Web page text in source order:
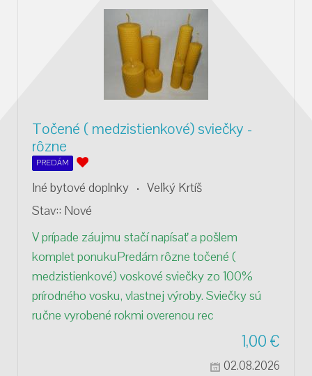
Točené ( medzistienkové) sviečky -
rôzne
PREDÁM
Iné bytové doplnky
Veľký Krtíš
Stav:: Nové
V prípade záujmu stačí napísať a pošlem
komplet ponukuPredám rôzne točené (
medzistienkové) voskové sviečky zo 100%
prírodného vosku, vlastnej výroby. Sviečky sú
ručne vyrobené rokmi overenou rec
1,00€
02.08.2026